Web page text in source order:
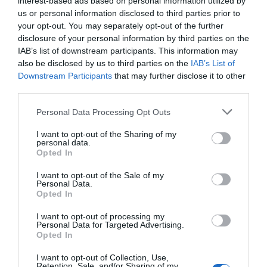
us or personal information disclosed to third parties prior to
your opt-out. You may separately opt-out of the further
disclosure of your personal information by third parties on the
IAB’s list of downstream participants. This information may
also be disclosed by us to third parties on the IAB’s List of
Downstream Participants that may further disclose it to other
Personal Data Processing Opt Outs
I want to opt-out of the Sharing of my
personal data.
Opted In
I want to opt-out of the Sale of my
Personal Data.
Opted In
I want to opt-out of processing my
Personal Data for Targeted Advertising.
Opted In
I want to opt-out of Collection, Use,
parte de su sueldo al partido.
"Hace años, con la llegada
del insigne tripartito, se
introdujo un refinamiento:
hacer ver que los miembros
de partido nombrados para
cargos públicos lo hacían
por el bien de la patria"
Pongamos un ejemplo: un individuo con carnet,
que en su vida civil gana 2.000 euros, pasa a
cobrar 8.000 como funcionario